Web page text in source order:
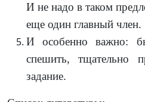
И не надо в таком
еще один главный член.
И особенно важно:
спешить, тщательно
задание.